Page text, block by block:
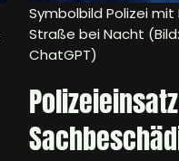
Symbolbild Polizei
Straße bei Nacht
ChatGPT)